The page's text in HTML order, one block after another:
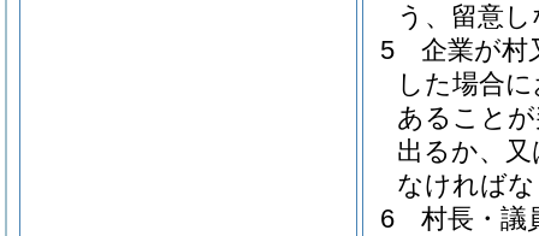
う、留意
5
企業が村
した場合
あること
出るか、又
なければ
6
村長・議